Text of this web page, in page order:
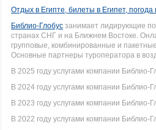
Отдых в Египте, билеты в Египет, погода
Библио-Глобус занимает лидирующие
странах СНГ и на Ближнем Востоке.
групповые, комбинированные и
Основные партнеры туроператора в
В 2025 году услугами компании Библио-
В 2024 году услугами компании Библио-
В 2023 году услугами компании Библио-
В 2022 году услугами компании Библио-